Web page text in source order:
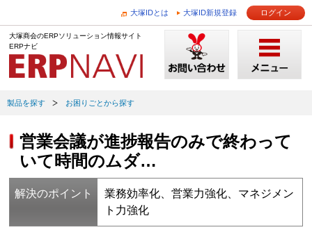
大塚IDとは 大塚ID新規登録 ログイン
大塚商会のERPソリューション情報サイト
ERPナビ
製品を探す お困りごとから探す
営業会議が進捗報告のみで終わって
いて時間のムダ…
解決のポイント
業務効率化、営業力強化、マネジメン
ト力強化